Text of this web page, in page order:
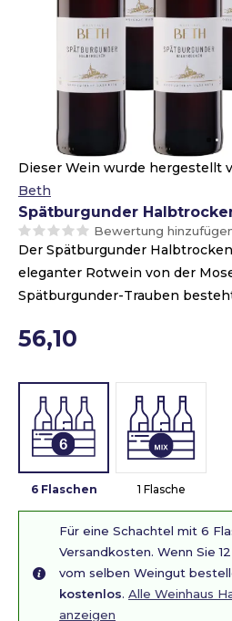
Dieser Wein wurde hergestellt
Beth
Spätburgunder
Bewertung
Der Spätburgunder
eleganter Rotwein von der
Spätburgunder-Trauben
56,10
6 Flaschen 1 Flasche
Für eine Schachtel mit 6
Versandkosten. Wenn Sie
vom selben Weingut
kostenlos. Alle Weinhaus
anzeigen